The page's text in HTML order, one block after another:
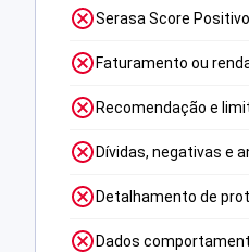
Serasa Score Positivo
Faturamento ou
Recomendação e
Dívidas, negativas e
Detalhamento de
Dados